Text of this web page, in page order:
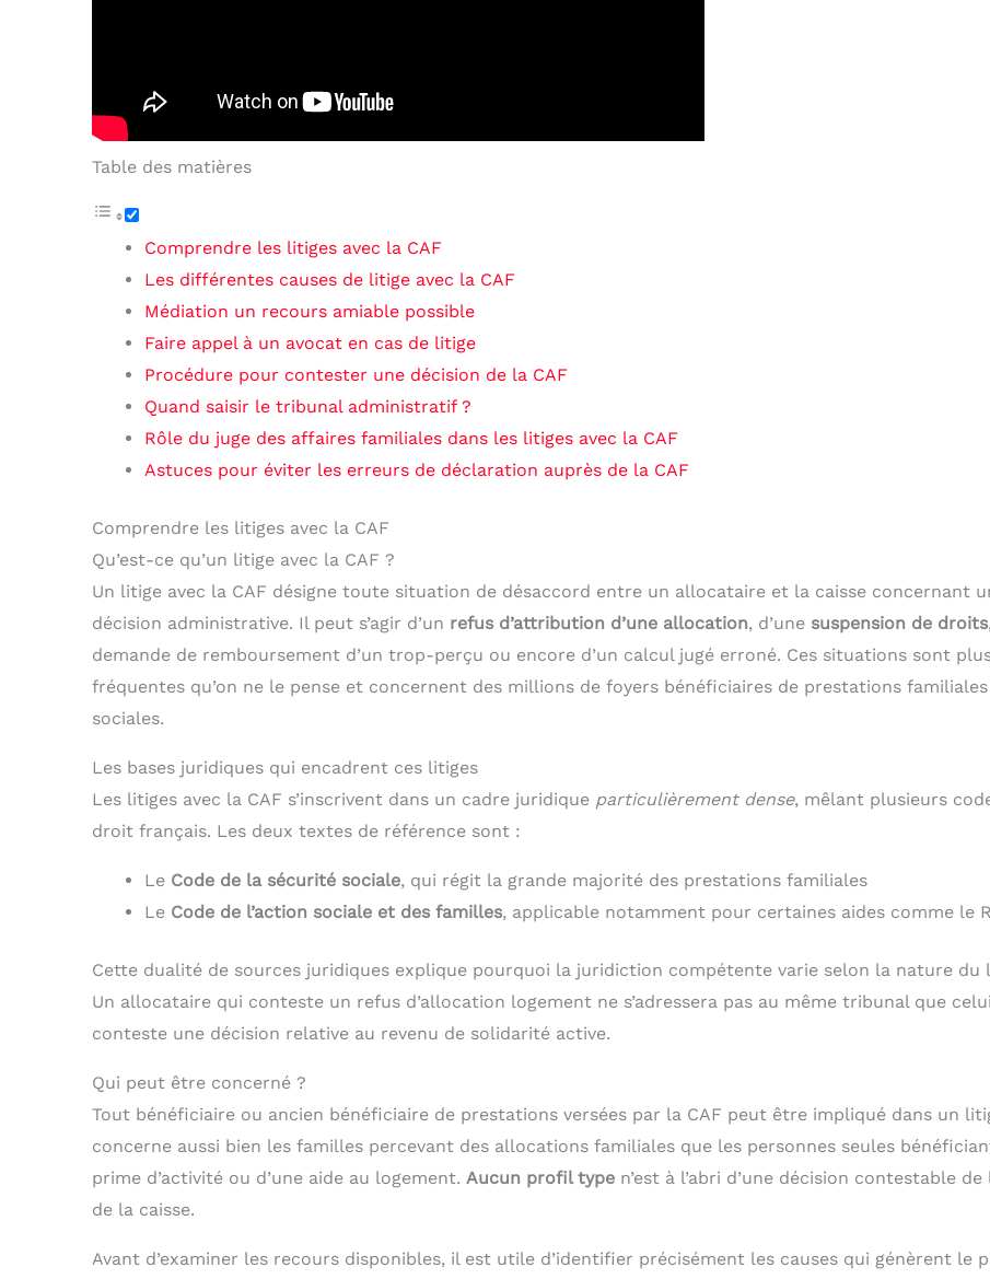
Table des matières
Comprendre les litiges avec la CAF
Les différentes causes de litige avec la CAF
Médiation un recours amiable possible
Faire appel à un avocat en cas de litige
Procédure pour contester une décision de la CAF
Quand saisir le tribunal administratif ?
Rôle du juge des affaires familiales dans les litiges avec la CAF
Astuces pour éviter les erreurs de déclaration auprès de la CAF
Comprendre les litiges avec la CAF
Qu’est-ce qu’un litige avec la CAF ?
Un litige avec la CAF désigne toute situation de désaccord entre un allocataire et la caisse concernant
décision administrative. Il peut s’agir d’un refus d’attribution d’une allocation, d’une suspension de droits
demande de remboursement d’un trop-perçu ou encore d’un calcul jugé erroné. Ces situations sont
fréquentes qu’on ne le pense et concernent des millions de foyers bénéficiaires de prestations
sociales.
Les bases juridiques qui encadrent ces litiges
Les litiges avec la CAF s’inscrivent dans un cadre juridique particulièrement dense, mêlant plusieurs
droit français. Les deux textes de référence sont :
Le Code de la sécurité sociale, qui régit la grande majorité des prestations familiales
Le Code de l’action sociale et des familles, applicable notamment pour certaines aides comme le
Cette dualité de sources juridiques explique pourquoi la juridiction compétente varie selon la nature du
Un allocataire qui conteste un refus d’allocation logement ne s’adressera pas au même tribunal que
conteste une décision relative au revenu de solidarité active.
Qui peut être concerné ?
Tout bénéficiaire ou ancien bénéficiaire de prestations versées par la CAF peut être impliqué dans un
concerne aussi bien les familles percevant des allocations familiales que les personnes seules
prime d’activité ou d’une aide au logement. Aucun profil type n’est à l’abri d’une décision contestable
de la caisse.
Avant d’examiner les recours disponibles, il est utile d’identifier précisément les causes qui génèrent le